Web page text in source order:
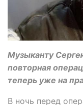
Музыканту
повторная
теперь уже на
В ночь перед